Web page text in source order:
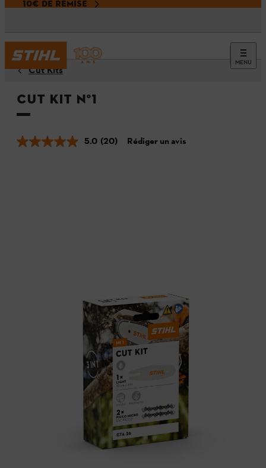
10€ DE REMISE
MENU
Cut Kits
Cut Kit N°1
5.0 (20) Rédiger un avis